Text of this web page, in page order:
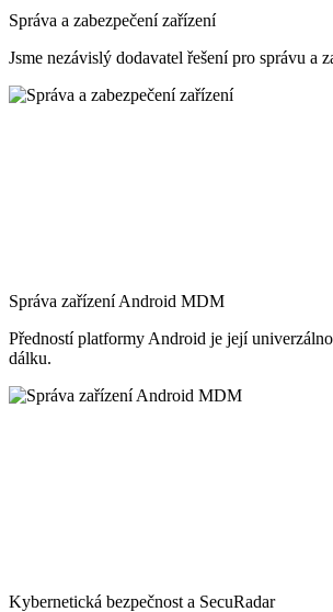
Správa a zabezpečení zařízení
Jsme nezávislý dodavatel řešení pro správu a
Správa zařízení Android MDM
Předností platformy Android je její
dálku.
Kybernetická bezpečnost a SecuRadar